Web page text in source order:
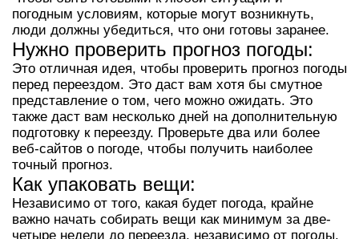
погодным условиям, которые могут возникнуть,
люди должны убедиться, что они готовы заранее.
Нужно проверить прогноз погоды:
Это отличная идея, чтобы проверить прогноз погоды
перед переездом. Это даст вам хотя бы смутное
представление о том, чего можно ожидать. Это
также даст вам несколько дней на дополнительную
подготовку к переезду. Проверьте два или более
веб-сайтов о погоде, чтобы получить наиболее
точный прогноз.
Как упаковать вещи:
Независимо от того, какая будет погода, крайне
важно начать собирать вещи как минимум за две-
четыре недели до переезда, независимо от погоды.